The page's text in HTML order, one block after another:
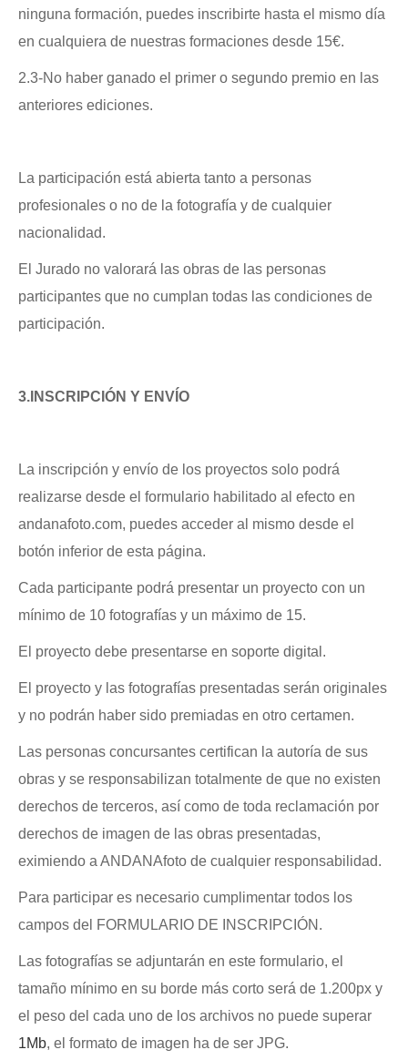
ninguna formación, puedes inscribirte hasta el mismo día
en cualquiera de nuestras formaciones desde 15€.
2.3-No haber ganado el primer o segundo premio en las
anteriores ediciones.
La participación está abierta tanto a personas
profesionales o no de la fotografía y de cualquier
nacionalidad.
El Jurado no valorará las obras de las personas
participantes que no cumplan todas las condiciones de
participación.
3.INSCRIPCIÓN Y ENVÍO
La inscripción y envío de los proyectos solo podrá
realizarse desde el formulario habilitado al efecto en
andanafoto.com, puedes acceder al mismo desde el
botón inferior de esta página.
Cada participante podrá presentar un proyecto con un
mínimo de 10 fotografías y un máximo de 15.
El proyecto debe presentarse en soporte digital.
El proyecto y las fotografías presentadas serán originales
y no podrán haber sido premiadas en otro certamen.
Las personas concursantes certifican la autoría de sus
obras y se responsabilizan totalmente de que no existen
derechos de terceros, así como de toda reclamación por
derechos de imagen de las obras presentadas,
eximiendo a ANDANAfoto de cualquier responsabilidad.
Para participar es necesario cumplimentar todos los
campos del FORMULARIO DE INSCRIPCIÓN.
Las fotografías se adjuntarán en este formulario, el
tamaño mínimo en su borde más corto será de 1.200px y
el peso del cada uno de los archivos no puede superar
1Mb, el formato de imagen ha de ser JPG.